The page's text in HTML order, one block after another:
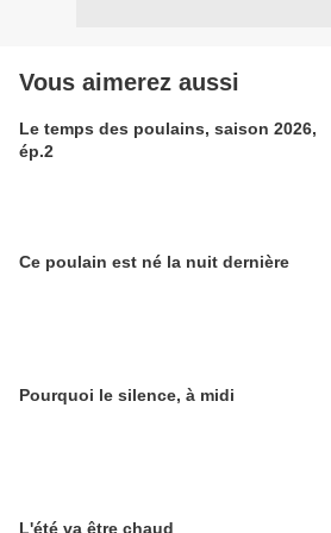
Vous aimerez aussi
Le temps des poulains, saison 2026,
ép.2
Ce poulain est né la nuit dernière
Pourquoi le silence, à midi
L'été va être chaud